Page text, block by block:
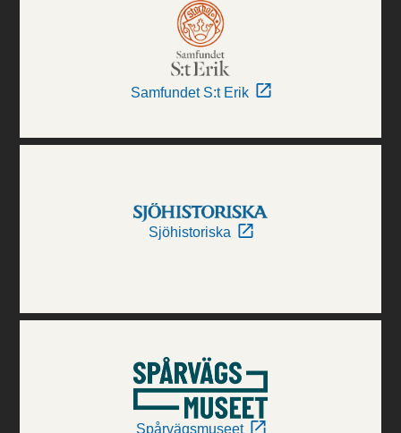
Samfundet S:t Erik
Sjöhistoriska
Spårvägsmuseet